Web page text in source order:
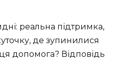
реальна підтримка,
де зупинилися
допомога? Відповідь